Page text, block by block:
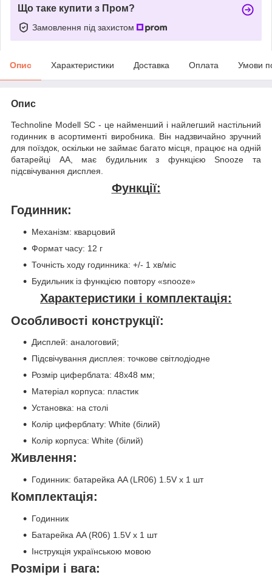
Що таке купити з Пром?
Замовлення під захистом
Опис Характеристики Доставка Оплата Умови
Опис
Technoline Modell SC - це найменший і найлегший настільний
годинник в асортименті виробника. Він надзвичайно зручний
для поїздок, оскільки не займає багато місця, працює на одній
батарейці АА, має будильник з функцією Snooze та
підсвічування дисплея.
Функції:
Годинник:
Механізм: кварцовий
Формат часу: 12 г
Точність ходу годинника: +/- 1 хв/міс
Будильник із функцією повтору «snooze»
Характеристики і комплектація:
Особливості конструкції:
Дисплей: аналоговий;
Підсвічування дисплея: точкове світлодіодне
Розмір циферблата: 48x48 мм;
Матеріал корпуса: пластик
Установка: на столі
Колір циферблату: White (білий)
Колір корпуса: White (білий)
Живлення:
Годинник: батарейка АA (LR06) 1.5V х 1 шт
Комплектація:
Годинник
Батарейка АA (R06) 1.5V х 1 шт
Інструкція українською мовою
Розміри і вага: